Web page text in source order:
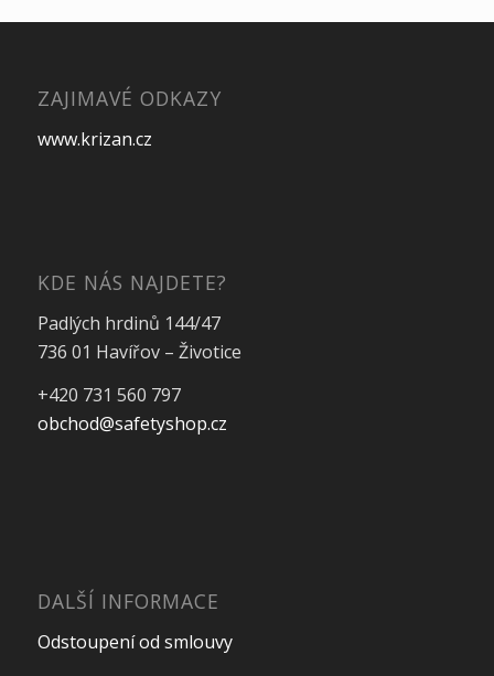
ZAJIMAVÉ ODKAZY
www.krizan.cz
KDE NÁS NAJDETE?
Padlých hrdinů 144/47
736 01 Havířov – Životice
+420 731 560 797
obchod@safetyshop.cz
DALŠÍ INFORMACE
Odstoupení od smlouvy